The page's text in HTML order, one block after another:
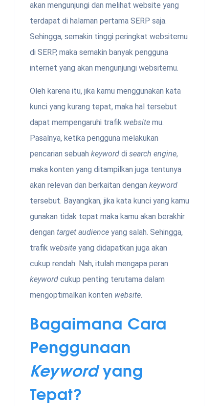
akan mengunjungi dan melihat website yang
terdapat di halaman pertama SERP saja.
Sehingga, semakin tinggi peringkat websitemu
di SERP, maka semakin banyak pengguna
internet yang akan mengunjungi websitemu.
Oleh karena itu, jika kamu menggunakan kata
kunci yang kurang tepat, maka hal tersebut
dapat mempengaruhi trafik website mu.
Pasalnya, ketika pengguna melakukan
pencarian sebuah keyword di search engine,
maka konten yang ditampilkan juga tentunya
akan relevan dan berkaitan dengan keyword
tersebut. Bayangkan, jika kata kunci yang kamu
gunakan tidak tepat maka kamu akan berakhir
dengan target audience yang salah. Sehingga,
trafik website yang didapatkan juga akan
cukup rendah. Nah, itulah mengapa peran
keyword cukup penting terutama dalam
mengoptimalkan konten website.
Bagaimana Cara
Penggunaan
Keywordyang
Tepat?